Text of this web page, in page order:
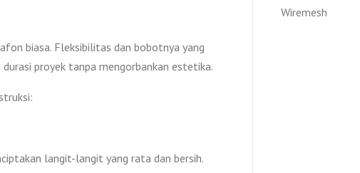
biasa. Fleksibilitas dan bobotnya yang
proyek tanpa mengorbankan estetika.
langit-langit yang rata dan bersih.
Wiremesh